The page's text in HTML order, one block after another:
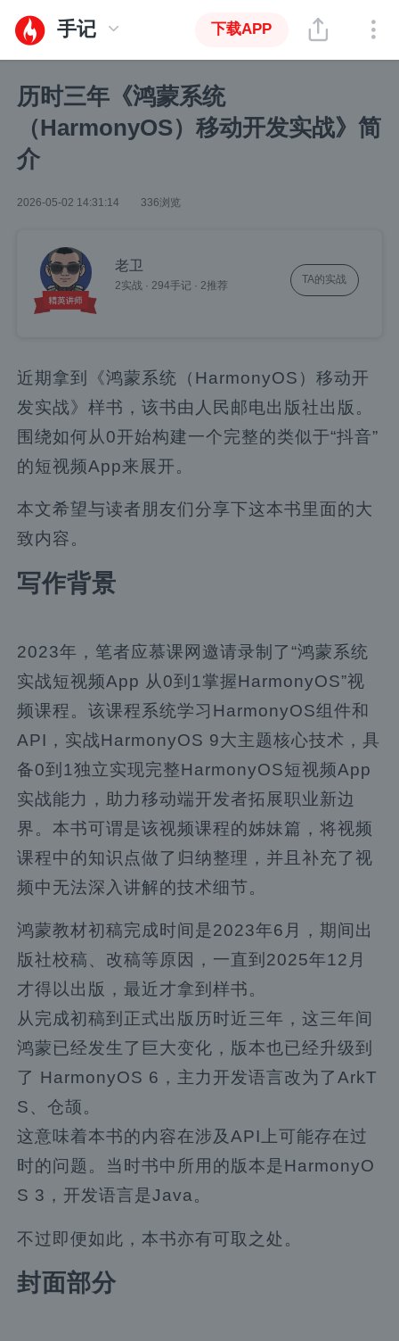
手记 下载APP
历时三年《鸿蒙系统
（HarmonyOS）移动开发实战》简
介
2026-05-02 14:31:14 336浏览
老卫
2实战 · 294手记 · 2推荐 TA的实战
近期拿到《鸿蒙系统（HarmonyOS）移动开
发实战》样书，该书由人民邮电出版社出版。
围绕如何从0开始构建一个完整的类似于“抖音”
的短视频App来展开。
本文希望与读者朋友们分享下这本书里面的大
致内容。
写作背景
2023年，笔者应慕课网邀请录制了“鸿蒙系统
实战短视频App 从0到1掌握HarmonyOS”视
频课程。该课程系统学习HarmonyOS组件和
API，实战HarmonyOS 9大主题核心技术，具
备0到1独立实现完整HarmonyOS短视频App
实战能力，助力移动端开发者拓展职业新边
界。本书可谓是该视频课程的姊妹篇，将视频
课程中的知识点做了归纳整理，并且补充了视
频中无法深入讲解的技术细节。
鸿蒙教材初稿完成时间是2023年6月，期间出
版社校稿、改稿等原因，一直到2025年12月
才得以出版，最近才拿到样书。
从完成初稿到正式出版历时近三年，这三年间
鸿蒙已经发生了巨大变化，版本也已经升级到
了 HarmonyOS 6，主力开发语言改为了ArkT
S、仓颉。
这意味着本书的内容在涉及API上可能存在过
时的问题。当时书中所用的版本是HarmonyO
S 3，开发语言是Java。
不过即便如此，本书亦有可取之处。
封面部分